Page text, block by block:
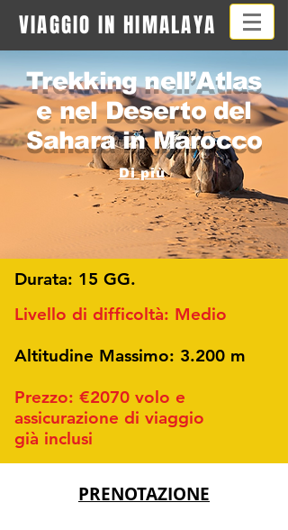
VIAGGIO IN HIMALAYA
Trekking nell’Atlas
e nel Deserto del
Sahara in Marocco
Di più
Durata: 15 GG.
Livello di difficoltà: Medio
Altitudine Massimo: 3.200 m
Prezzo: €2070 volo e
assicurazione di viaggio
già inclusi
PRENOTAZIONE